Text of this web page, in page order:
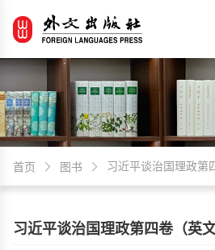
首页 图书 习近平谈治国理政第
习近平谈治国理政第四卷（英文